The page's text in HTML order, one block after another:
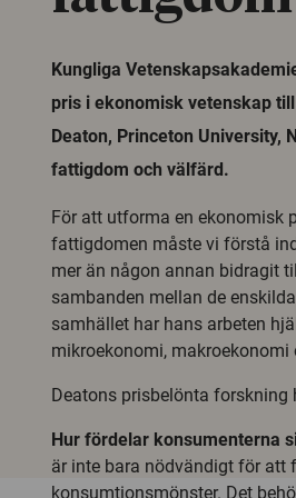
Kungliga
pris i ekonomisk vetenskap
Deaton, Princeton University,
fattigdom och välfärd.
För att utforma en ekonomisk
fattigdomen måste vi förstå
mer än någon annan bidragit
sambanden mellan de
samhället har hans arbeten
mikroekonomi,
Deatons prisbelönta
Hur fördelar konsumenterna
är inte bara nödvändigt för att
konsumtionsmönster. Det